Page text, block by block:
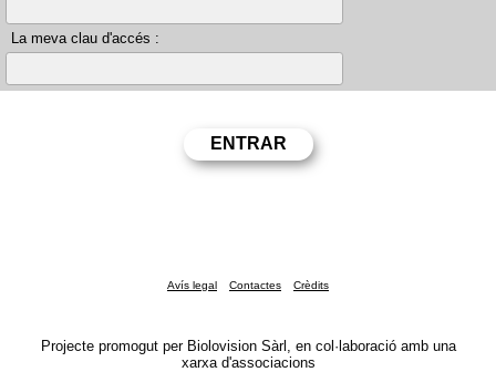
La meva clau d'accés :
Avís legal Contactes Crèdits
Projecte promogut per Biolovision Sàrl, en col·laboració amb una
xarxa d'associacions